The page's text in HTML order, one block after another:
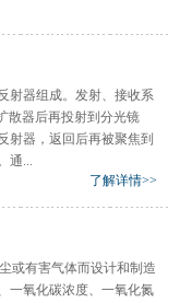
射器组成。发射、接收系
散器后再投射到分光镜
射器，返回后再被聚焦到
通...
了解详情>>
或有害气体而设计和制造
一氧化碳浓度、一氧化氮